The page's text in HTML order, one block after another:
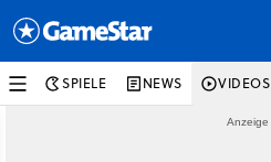
SPIELE NEWS VIDEOS